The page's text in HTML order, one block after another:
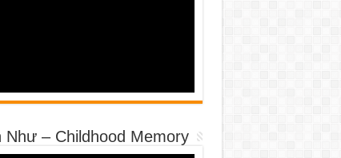
Như – Childhood Memory